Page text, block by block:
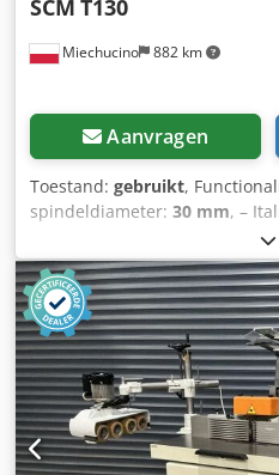
Miechucino 882 km
SCM T130
Aanvragen
Toestand: gebruikt,
spindeldiameter: 30 mm, –
markering – Lange werkbladen
– Spindeldiameter: 30 mm –
Maximale
toerentallen: 3000 / 4500 /
Hoogteverstelling –
Motorvermogen: 5,5 kW –
Twee hulpwerktafels: 410 x
basis: 925 mm – Diameter
– Afmetingen van de machine
Gewicht: 800 kg Dodpew Ip R